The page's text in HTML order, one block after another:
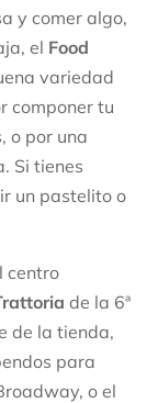
y comer algo,
el Food
variedad
componer tu
o por una
Si tienes
un pastelito o
centro
de la 6ª
de la tienda,
para
o el